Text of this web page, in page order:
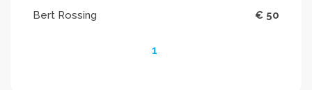
Bert Rossing € 50
1